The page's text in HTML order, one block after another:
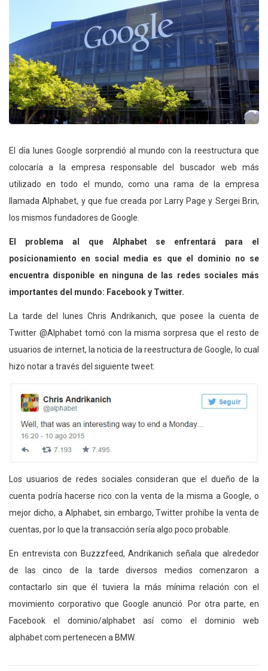
El día lunes Google sorprendió al mundo con la reestructura que
colocaría a la empresa responsable del buscador web más
utilizado en todo el mundo, como una rama de la empresa
llamada Alphabet, y que fue creada por Larry Page y Sergei Brin,
los mismos fundadores de Google.
El problema al que Alphabet se enfrentará para el
posicionamiento en social media es que el dominio no se
encuentra disponible en ninguna de las redes sociales más
importantes del mundo: Facebook y Twitter.
La tarde del lunes Chris Andrikanich, que posee la cuenta de
Twitter @Alphabet tomó con la misma sorpresa que el resto de
usuarios de internet, la noticia de la reestructura de Google, lo cual
hizo notar a través del siguiente tweet:
Los usuarios de redes sociales consideran que el dueño de la
cuenta podría hacerse rico con la venta de la misma a Google, o
mejor dicho, a Alphabet, sin embargo, Twitter prohíbe la venta de
cuentas, por lo que la transacción sería algo poco probable.
En entrevista con Buzzzfeed, Andrikanich señala que alrededor
de las cinco de la tarde diversos medios comenzaron a
contactarlo sin que él tuviera la más mínima relación con el
movimiento corporativo que Google anunció. Por otra parte, en
Facebook el dominio/alphabet así como el dominio web
alphabet.com pertenecen a BMW.